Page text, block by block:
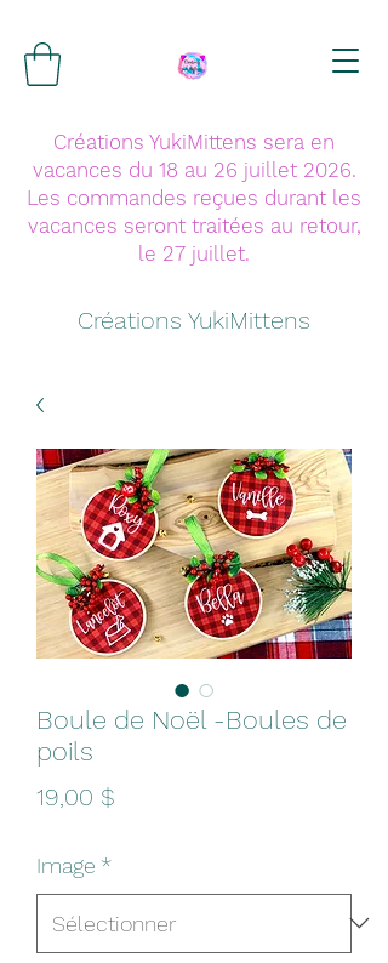
Créations YukiMittens sera en
vacances du 18 au 26 juillet 2026.
Les commandes reçues durant les
vacances seront traitées au retour,
le 27 juillet.
Créations YukiMittens
Boule de Noël -Boules de
poils
19,00 $
Image *